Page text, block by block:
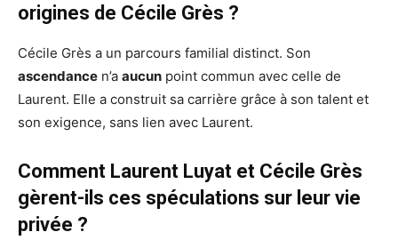
origines de Cécile Grès ?
Cécile Grès a un parcours familial distinct. Son
ascendance n’a aucun point commun avec celle de
Laurent. Elle a construit sa carrière grâce à son talent et
son exigence, sans lien avec Laurent.
Comment Laurent Luyat et Cécile Grès
gèrent-ils ces spéculations sur leur vie
privée ?